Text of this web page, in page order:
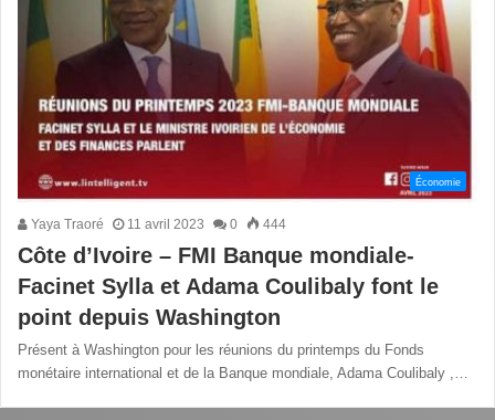
Économie
Yaya Traoré 11 avril 2023 0 444
Côte d’Ivoire – FMI Banque mondiale-
Facinet Sylla et Adama Coulibaly font le
point depuis Washington
Présent à Washington pour les réunions du printemps du Fonds
monétaire international et de la Banque mondiale, Adama Coulibaly ,…